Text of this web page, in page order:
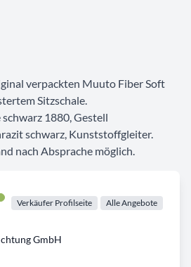
Verkäufer Profilseite Alle Angebote
GmbH
verpackten Muuto Fiber Soft
Sitzschale.
1880, Gestell
schwarz, Kunststoffgleiter.
nach Absprache möglich.